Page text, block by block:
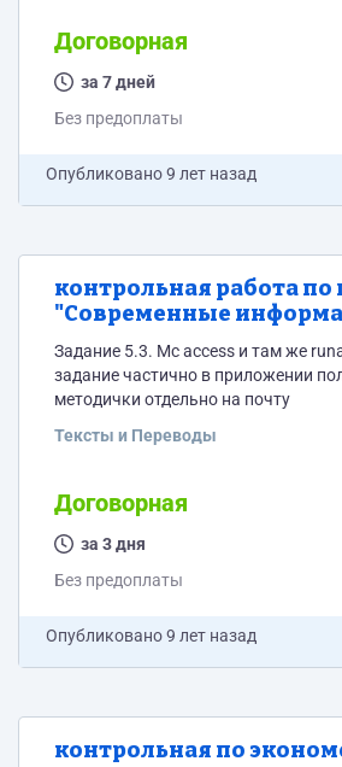
Договорная
за 7 дней
Без предоплаты
Опубликовано9 лет назад
контрольная работа по
"Современные
технологии в
Задание 5.3. Mc access и там же
задание частично в приложении
методички отдельно на почту
Тексты и Переводы
Договорная
за 3 дня
Без предоплаты
Опубликовано9 лет назад
контрольная по